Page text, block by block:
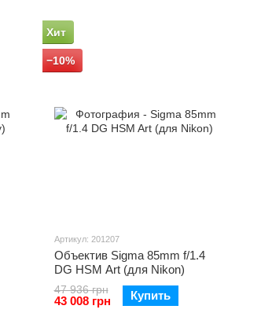
Хит
−10%
Артикул: 201207
Объектив Sigma 85mm f/1.4
DG HSM Art (для Nikon)
47 936 грн
43 008 грн Купить